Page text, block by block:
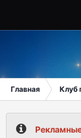
Главная Клуб